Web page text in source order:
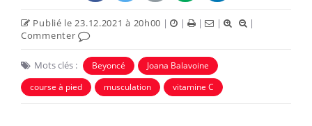
Publié le 23.12.2021 à 20h00 | | | |
|
Commenter
Mots clés : Beyoncé
Joana Balavoine
course à pied
musculation vitamine C